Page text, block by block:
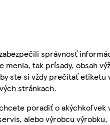
správnosť
tak prísady, obsah
ste si vždy prečítať etiketu
stránkach.
poradiť o akýchkoľvek
alebo výrobcu